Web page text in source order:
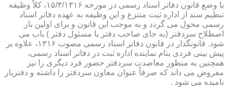
با وضع قانون دفاتر اسناد رسمی در مورخه ۱۵/۳/۱۳۱۶، كلاً وظیفه
تنظیم سند از اداره ثبت منتزع و این وظیفه به عهده دفاتر اسناد
رسمی محول می گردد و به موجب این قانون و برای اولین بار
اصطلاح سردفتر (به جای صاحب دفتر یا مسئول دفتر ) باب می
شود. قانونگذار در قانون دفاتر اسناد رسمی مصوب ۱۳۱۶، علاوه بر
پیش بینی فردی بنام نماینده اداره ثبت در دفاتر اسناد رسمی،
همچنین به منظور معاضدت سردفتر حضور فرد دیگری را نیز
مفروض می داند كه صرفاً عنوان معاون سردفتر را داشته و دفتریار
نامیده می شود .